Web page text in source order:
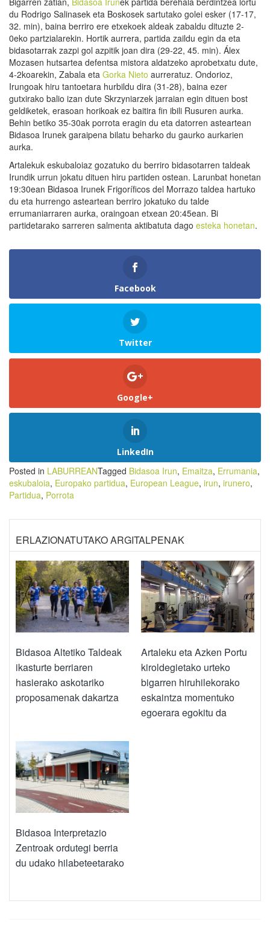
du Rodrigo Salinasek eta Boskosek sartutako golei esker (17-17,
32. min), baina berriro ere etxekoek aldeak zabaldu dituzte 2-
0eko partzialarekin. Hortik aurrera, partida zaildu egin da eta
bidasotarrak zazpi gol azpitik joan dira (29-22, 45. min). Álex
Mozasen hutsartea defentsa mistora aldatzeko aprobetxatu dute,
4-2koarekin, Zabala eta Gorka Nieto aurreratuz. Ondorioz,
Irungoak hiru tantoetara hurbildu dira (31-28), baina ezer
gutxirako balio izan dute Skrzyniarzek jarraian egin dituen bost
geldiketek, erasoan horikoak ez baitira fin ibili Rusuren aurka.
Behin betiko 35-30ak porrota eragin du eta datorren asteartean
Bidasoa Irunek garaipena bilatu beharko du gaurko aurkarien
aurka.
Artalekuk eskubaloiaz gozatuko du berriro bidasotarren taldeak
Irundik urrun jokatu dituen hiru partiden ostean. Larunbat honetan
19:30ean Bidasoa Irunek Frigoríficos del Morrazo taldea hartuko
du eta hurrengo asteartean berriro jokatuko du talde
errumaniarraren aurka, oraingoan etxean 20:45ean. Bi
partidetarako sarreren salmenta aktibatuta dago esteka honetan.
Facebook
Twitter
Google+
LinkedIn
Posted in LABURREANTagged Bidasoa Irun, Emaitza, Errumania,
eskubaloia, Europako partidua, European League, irun, irunero,
Partidua, Porrota
ERLAZIONATUTAKO ARGITALPENAK
Bidasoa Altetiko Taldeak
ikasturte berriaren
hasierako askotariko
proposamenak dakartza
Artaleku eta Azken Portu
kiroldegietako urteko
bigarren hiruhilekorako
eskaintza momentuko
egoerara egokitu da
Bidasoa Interpretazio
Zentroak ordutegi berria
du udako hilabeteetarako